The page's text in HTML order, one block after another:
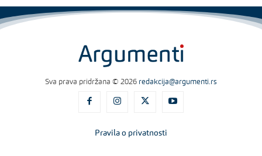
Sva prava pridržana © 2026 redakcija@argumenti.rs
Pravila o privatnosti